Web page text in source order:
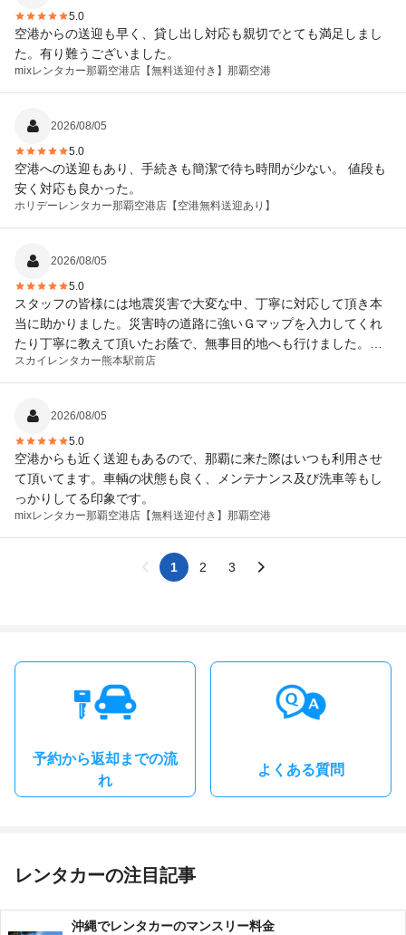
5.0
空港からの送迎も早く、貸し出し対応も親切でとても満足しまし
た。有り難うございました。
mixレンタカー那覇空港店 【無料送迎付き】那覇空港
2026/08/05
5.0
空港への送迎もあり、手続きも簡潔で待ち時間が少ない。 値段も
安く対応も良かった。
ホリデーレンタカー那覇空港店【空港無料送迎あり】
2026/08/05
5.0
スタッフの皆様には地震災害で大変な中、丁寧に対応して頂き本
当に助かりました。災害時の道路に強いＧマップを入力してくれ
たり丁寧に教えて頂いたお蔭で、無事目的地へも行けました。本
当に感謝の念でいっぱいです。 熊本の皆様の生活が一刻も早く戻
られる事を祈っています。
スカイレンタカー熊本駅前店
2026/08/05
5.0
空港からも近く送迎もあるので、那覇に来た際はいつも利用させ
て頂いてます。車輌の状態も良く、メンテナンス及び洗車等もし
っかりしてる印象です。
mixレンタカー那覇空港店 【無料送迎付き】那覇空港
1 2 3
予約から返却までの流
れ
よくある質問
レンタカーの注目記事
沖縄でレンタカーのマンスリー料金